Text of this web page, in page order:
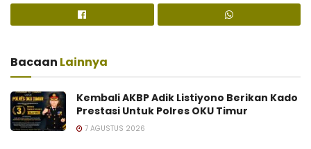
Bacaan Lainnya
Kembali AKBP Adik Listiyono Berikan Kado
Prestasi Untuk Polres OKU Timur
7 AGUSTUS 2026